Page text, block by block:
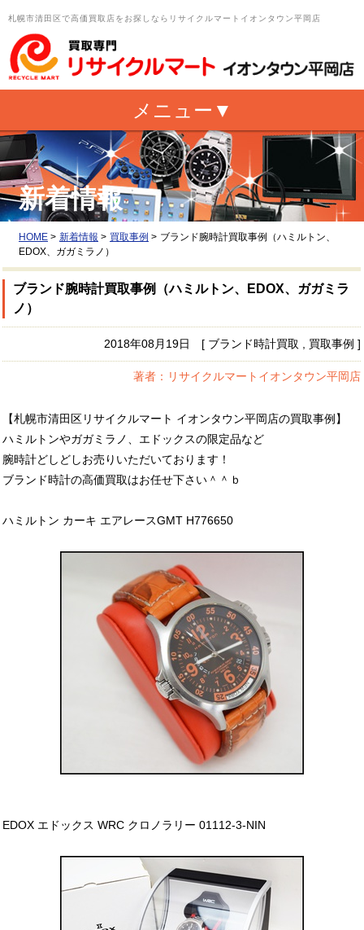
札幌市清田区で高価買取店をお探しならリサイクルマートイオンタウン平岡店
新着情報
HOME > 新着情報 > 買取事例 > ブランド腕時計買取事例（ハミルトン、
EDOX、ガガミラノ）
ブランド腕時計買取事例（ハミルトン、EDOX、ガガミラ
ノ）
2018年08月19日 [ ブランド時計買取 , 買取事例 ]
著者：リサイクルマートイオンタウン平岡店
【札幌市清田区リサイクルマート イオンタウン平岡店の買取事例】
ハミルトンやガガミラノ、エドックスの限定品など
腕時計どしどしお売りいただいております！
ブランド時計の高価買取はお任せ下さい＾＾ｂ
ハミルトン カーキ エアレースGMT H776650
EDOX エドックス WRC クロノラリー 01112-3-NIN